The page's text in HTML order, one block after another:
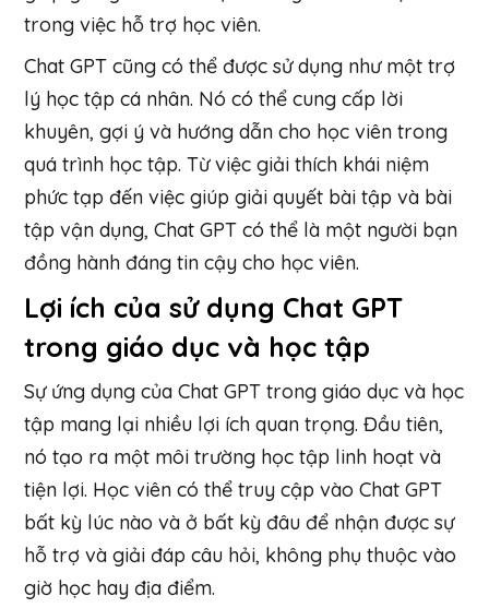
trong việc hỗ trợ học viên.
Chat GPT cũng có thể được sử dụng như một trợ
lý học tập cá nhân. Nó có thể cung cấp lời
khuyên, gợi ý và hướng dẫn cho học viên trong
quá trình học tập. Từ việc giải thích khái niệm
phức tạp đến việc giúp giải quyết bài tập và bài
tập vận dụng, Chat GPT có thể là một người bạn
đồng hành đáng tin cậy cho học viên.
Lợi ích của sử dụng Chat GPT
trong giáo dục và học tập
Sự ứng dụng của Chat GPT trong giáo dục và học
tập mang lại nhiều lợi ích quan trọng. Đầu tiên,
nó tạo ra một môi trường học tập linh hoạt và
tiện lợi. Học viên có thể truy cập vào Chat GPT
bất kỳ lúc nào và ở bất kỳ đâu để nhận được sự
hỗ trợ và giải đáp câu hỏi, không phụ thuộc vào
giờ học hay địa điểm.